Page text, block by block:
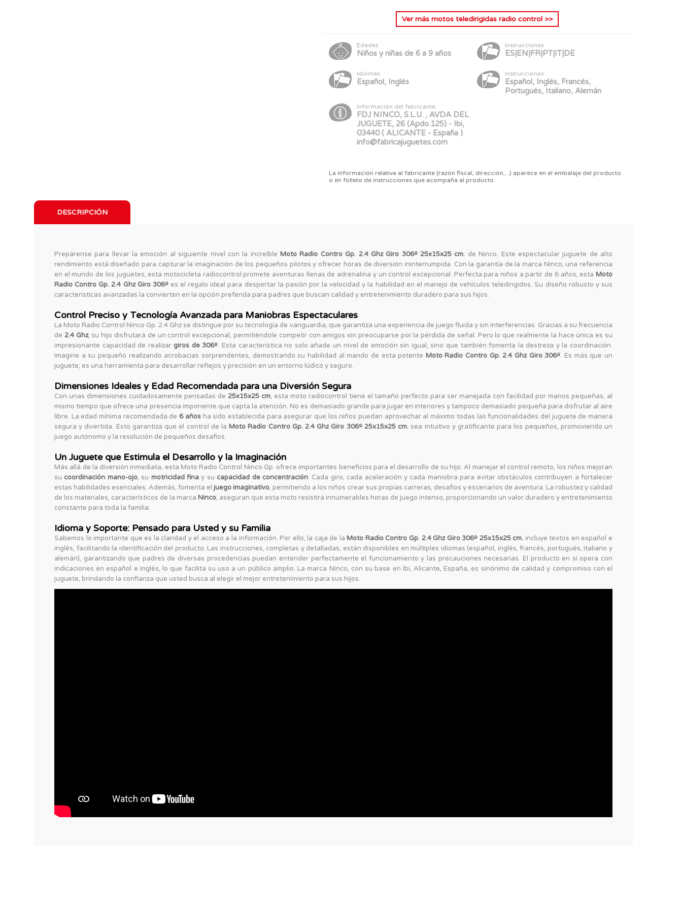
Ver más motos teledirigidas radio control>>
Edades
Niños y niñas de 6 a 9 años
Instrucciones
ES|EN|FR|PT|IT|DE
Idiomas
Español, Inglés
Instrucciones
Español, Inglés, Francés,
Portugués, Italiano, Alemán
Información del fabricante
FDJ NINCO, S.L.U. , AVDA DEL
JUGUETE, 26 (Apdo.125) - Ibi,
03440 ( ALICANTE - España )
info@fabricajuguetes.com
La información relativa al fabricante (razón fiscal, dirección,...) aparece en el embalaje del producto
o en folleto de instrucciones que acompaña al producto.
DESCRIPCIÓN
Prepárense para llevar la emoción al siguiente nivel con la increíbleMoto Radio Contro Gp. 2.4 Ghz Giro 306º 25x15x25 cm. de Ninco. Este espectacular juguete de alto
rendimiento está diseñado para capturar la imaginación de los pequeños pilotos y ofrecer horas de diversión ininterrumpida. Con la garantía de la marca Ninco, una referencia
en el mundo de los juguetes, esta motocicleta radiocontrol promete aventuras llenas de adrenalina y un control excepcional. Perfecta para niños a partir de 6 años, esta Moto
Radio Contro Gp. 2.4 Ghz Giro 306ºes el regalo ideal para despertar la pasión por la velocidad y la habilidad en el manejo de vehículos teledirigidos. Su diseño robusto y sus
características avanzadas la convierten en la opción preferida para padres que buscan calidad y entretenimiento duradero para sus hijos.
Control Preciso y Tecnología Avanzada para Maniobras Espectaculares
La Moto Radio Control Ninco Gp. 2.4 Ghz se distingue por su tecnología de vanguardia, que garantiza una experiencia de juego fluida y sin interferencias. Gracias a su frecuencia
de 2.4 Ghz, su hijo disfrutará de un control excepcional, permitiéndole competir con amigos sin preocuparse por la pérdida de señal. Pero lo que realmente la hace única es su
impresionante capacidad de realizargiros de 306º. Esta característica no solo añade un nivel de emoción sin igual, sino que también fomenta la destreza y la coordinación.
Imagine a su pequeño realizando acrobacias sorprendentes, demostrando su habilidad al mando de esta potente Moto Radio Contro Gp. 2.4 Ghz Giro 306º. Es más que un
juguete; es una herramienta para desarrollar reflejos y precisión en un entorno lúdico y seguro.
Dimensiones Ideales y Edad Recomendada para una Diversión Segura
Con unas dimensiones cuidadosamente pensadas de 25x15x25 cm, esta moto radiocontrol tiene el tamaño perfecto para ser manejada con facilidad por manos pequeñas, al
mismo tiempo que ofrece una presencia imponente que capta la atención. No es demasiado grande para jugar en interiores y tampoco demasiado pequeña para disfrutar al aire
libre. La edad mínima recomendada de6 añosha sido establecida para asegurar que los niños puedan aprovechar al máximo todas las funcionalidades del juguete de manera
segura y divertida. Esto garantiza que el control de laMoto Radio Contro Gp. 2.4 Ghz Giro 306º 25x15x25 cm. sea intuitivo y gratificante para los pequeños, promoviendo un
juego autónomo y la resolución de pequeños desafíos.
Un Juguete que Estimula el Desarrollo y la Imaginación
Más allá de la diversión inmediata, esta Moto Radio Control Ninco Gp. ofrece importantes beneficios para el desarrollo de su hijo. Al manejar el control remoto, los niños mejoran
su coordinación mano-ojo, su motricidad fina y su capacidad de concentración. Cada giro, cada aceleración y cada maniobra para evitar obstáculos contribuyen a fortalecer
estas habilidades esenciales. Además, fomenta eljuego imaginativo, permitiendo a los niños crear sus propias carreras, desafíos y escenarios de aventura. La robustez y calidad
de los materiales, característicos de la marca Ninco, aseguran que esta moto resistirá innumerables horas de juego intenso, proporcionando un valor duradero y entretenimiento
constante para toda la familia.
Idioma y Soporte: Pensado para Usted y su Familia
Sabemos lo importante que es la claridad y el acceso a la información. Por ello, la caja de laMoto Radio Contro Gp. 2.4 Ghz Giro 306º 25x15x25 cm. incluye textos en español e
inglés, facilitando la identificación del producto. Las instrucciones, completas y detalladas, están disponibles en múltiples idiomas (español, inglés, francés, portugués, italiano y
alemán), garantizando que padres de diversas procedencias puedan entender perfectamente el funcionamiento y las precauciones necesarias. El producto en sí opera con
indicaciones en español e inglés, lo que facilita su uso a un público amplio. La marca Ninco, con su base en Ibi, Alicante, España, es sinónimo de calidad y compromiso con el
juguete, brindando la confianza que usted busca al elegir el mejor entretenimiento para sus hijos.